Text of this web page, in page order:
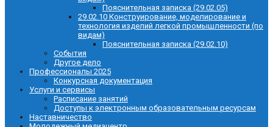
Пояснительная записка (29.02.05)
29.02.10 Конструирование, моделирование и
технология изделий легкой промышленности (по
видам)
Пояснительная записка (29.02.10)
События
Другое дело
Профессионалы 2025
Конкурсная документация
Услуги и сервисы
Расписание занятий
Доступы к электронным образовательным ресурсам
Наставничество